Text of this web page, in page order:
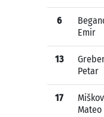
6
Emir
13
Petar
17
Mateo